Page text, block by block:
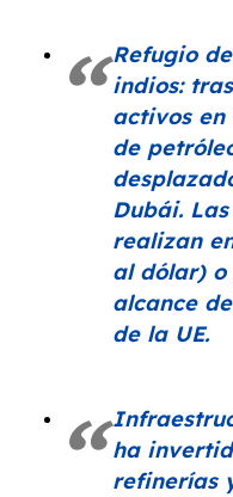
Refugio
indios:
activos en
de
Dubái.
realizan
al dólar)
alcance
de la UE.
ha
refinerías